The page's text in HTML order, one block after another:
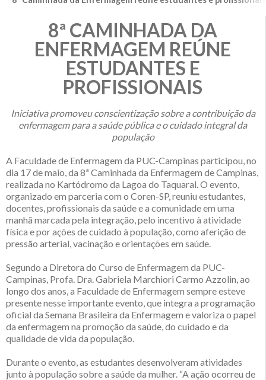
8ª CAMINHADA DA
ENFERMAGEM REÚNE
ESTUDANTES E
PROFISSIONAIS
Iniciativa promoveu conscientização sobre a contribuição da
enfermagem para a saúde pública e o cuidado integral da
população
A Faculdade de Enfermagem da PUC-Campinas participou, no
dia 17 de maio, da 8ª Caminhada da Enfermagem de Campinas,
realizada no Kartódromo da Lagoa do Taquaral. O evento,
organizado em parceria com o Coren-SP, reuniu estudantes,
docentes, profissionais da saúde e a comunidade em uma
manhã marcada pela integração, pelo incentivo à atividade
física e por ações de cuidado à população, como aferição de
pressão arterial, vacinação e orientações em saúde.
Segundo a Diretora do Curso de Enfermagem da PUC-
Campinas, Profa. Dra. Gabriela Marchiori Carmo Azzolin, ao
longo dos anos, a Faculdade de Enfermagem sempre esteve
presente nesse importante evento, que integra a programação
oficial da Semana Brasileira da Enfermagem e valoriza o papel
da enfermagem na promoção da saúde, do cuidado e da
qualidade de vida da população.
Durante o evento, as estudantes desenvolveram atividades
junto à população sobre a saúde da mulher. “A ação ocorreu de